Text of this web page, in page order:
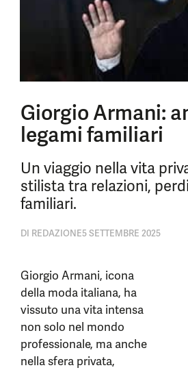
Giorgio Armani:
legami familiari
Un viaggio nella vita
stilista tra relazioni,
familiari.
DI REDAZIONE5 SETTEMBRE 2025
Giorgio Armani, icona
della moda italiana, ha
vissuto una vita intensa
non solo nel mondo
professionale, ma anche
nella sfera privata,